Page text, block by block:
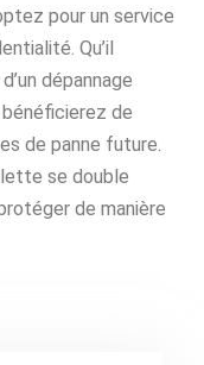
pour un service
Qu’il
dépannage
de
de panne future.
se double
de manière